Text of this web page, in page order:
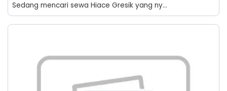
Sedang mencari sewa Hiace Gresik yang ny...